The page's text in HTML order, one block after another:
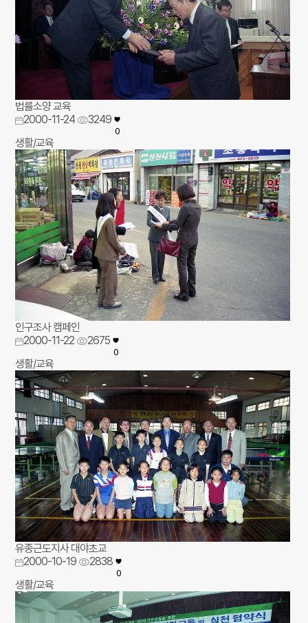
법률소양 교육
2000-11-24
3249
0
생활/교육
인구조사 캠페인
2000-11-22
2675
0
생활/교육
유종근도지사 대야초교
2000-10-19
2838
0
생활/교육